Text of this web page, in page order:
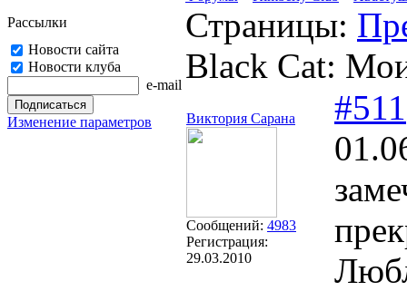
Рассылки
Новости сайта
Новости клуба
e-mail
Изменение параметров
Страницы:
Black Cat:
Виктория Сарана
Сообщений: 4983
Регистрация:
29.03.2010
#511